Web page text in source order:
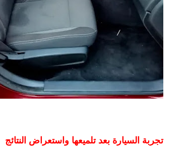
تجربة السيارة بعد تلميعها واستعراض النتائج